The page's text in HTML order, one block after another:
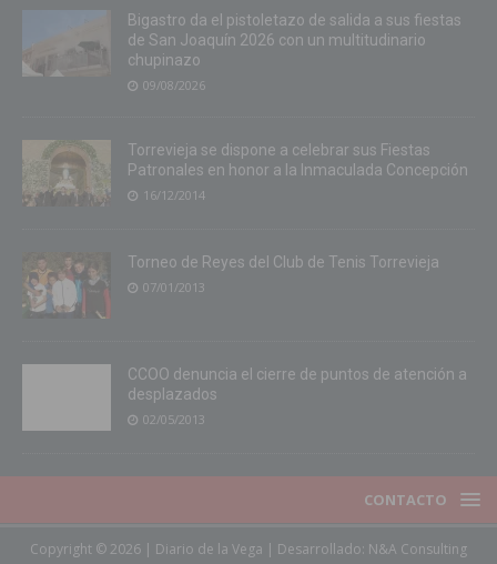
Bigastro da el pistoletazo de salida a sus fiestas
de San Joaquín 2026 con un multitudinario
chupinazo
09/08/2026
Torrevieja se dispone a celebrar sus Fiestas
Patronales en honor a la Inmaculada Concepción
16/12/2014
Torneo de Reyes del Club de Tenis Torrevieja
07/01/2013
CCOO denuncia el cierre de puntos de atención a
desplazados
02/05/2013
CONTACTO
Copyright © 2026 | Diario de la Vega | Desarrollado: N&A Consulting